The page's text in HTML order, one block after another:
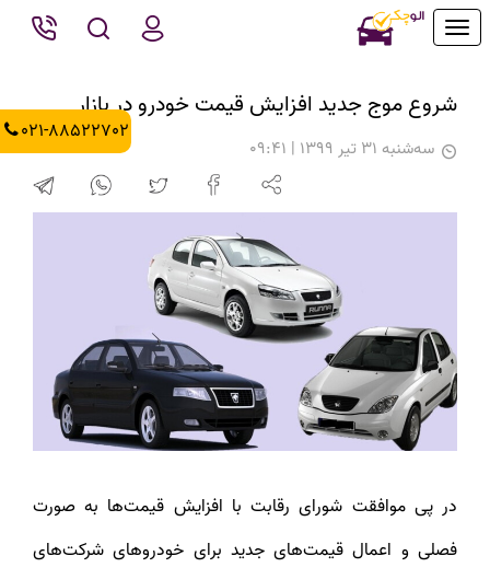
Toggle
021-88522702
شروع موج جدید افزایش قیمت خودرو در بازار
سه‌شنبه 31 تیر 1399 | 09:41
در پی موافقت شورای رقابت با افزایش قیمت‌ها به صورت
فصلی و اعمال قیمت‌های جدید برای خودروهای شرکت‌های